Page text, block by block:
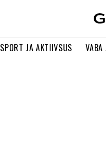
SPORT JA AKTIIVSUS VABA